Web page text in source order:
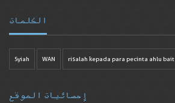
الكلمات
Syiah WAN risalah kepada para pecinta ahlu bait
إحصائيات الموقع